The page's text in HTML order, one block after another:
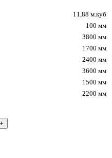
11,88 м.куб
100 мм
3800 мм
1700 мм
2400 мм
3600 мм
1500 мм
2200 мм
+